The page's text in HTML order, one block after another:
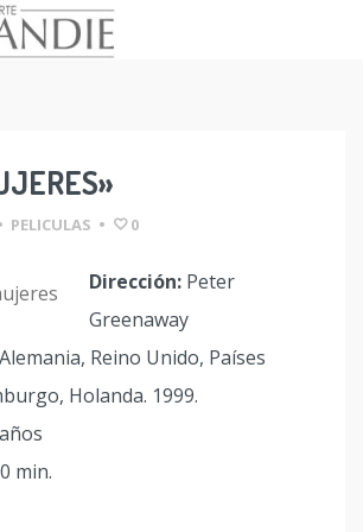
PELICULAS • 0
Dirección: Peter
Greenaway
Alemania, Reino Unido, Países
Holanda. 1999.
min.